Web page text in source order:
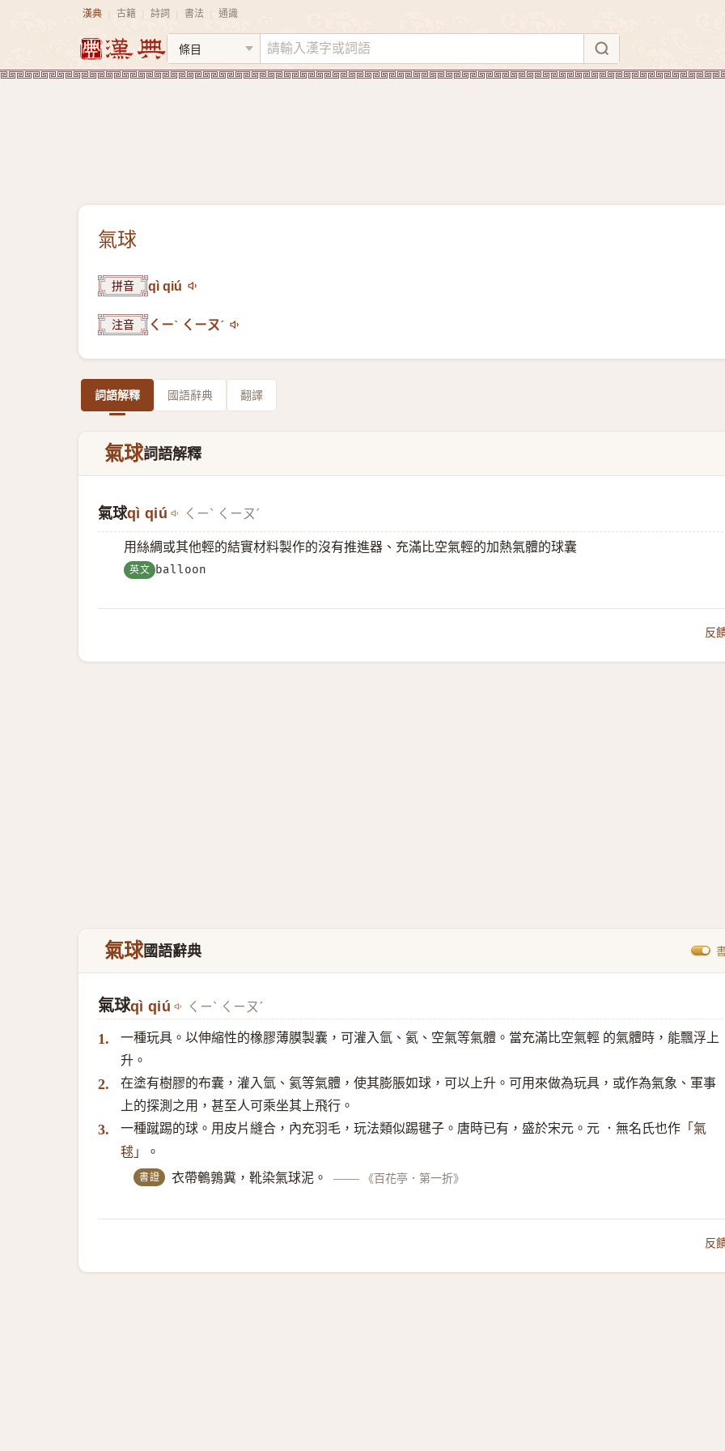
漢典 古籍 詩詞 書法 通識
氣球
拼音 qì qiú
注音 ㄑㄧˋ ㄑㄧㄡˊ
詞語解釋 國語辭典 翻譯
氣球詞語解釋
氣球qì qiú ㄑㄧˋ ㄑㄧㄡˊ
用絲綢或其他輕的結實材料製作的沒有推進器、充滿比空氣輕的加熱氣體的球囊
英文 balloon
反
氣球國語辭典
氣球qì qiú ㄑㄧˋ ㄑㄧㄡˊ
1.
一種玩具。以伸縮性的橡膠薄膜製囊，可灌入氫、氦、空氣等氣體。當充滿比空氣輕 的氣體時，能飄浮上
升。
2.
在塗有樹膠的布囊，灌入氫、氦等氣體，使其膨脹如球，可以上升。可用來做為玩具，或作為氣象、軍事
上的探測之用，甚至人可乘坐其上飛行。
3. 一種蹴踢的球。用皮片縫合，內充羽毛，玩法類似踢毽子。唐時已有，盛於宋元。元 ．無名氏也作 「氣
毬」
。
書證 衣帶鵪鶉糞，靴染氣球泥。 —— 《百花亭．第一折》
反